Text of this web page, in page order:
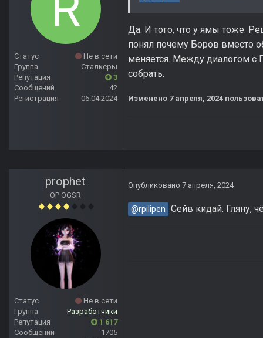
Статус
Не в сети
Группа
Сталкеры
Репутация
3
Сообщений
42
Регистрация
06.04.2024
Да. И того, что у ямы тоже.
понял почему Боров вместо
меняется. Между диалогом с
собрать.
Изменено 7 апреля, 2024
prophet
OP OGSR
Статус
Не в сети
Группа
Разработчики
Репутация
1 617
Сообщений
1705
Опубликовано 7 апреля, 2024
@rpilipen Сейв кидай. Гляну,